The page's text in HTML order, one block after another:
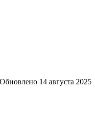
Обновлено 14 августа 2025